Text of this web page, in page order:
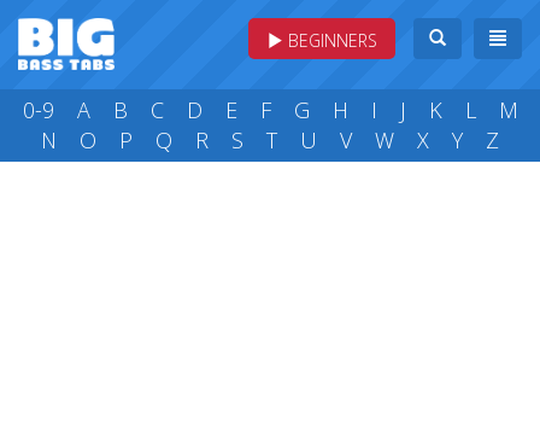
BEGINNERS
0-9 A B C D E F G H I J K L
M
N
O P Q R S T U V W X Y Z